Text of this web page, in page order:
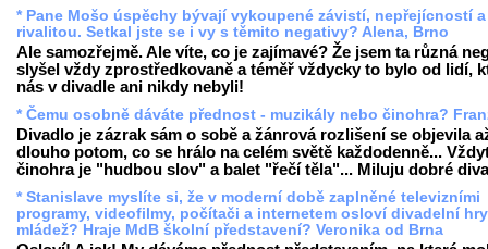
* Pane Mošo úspěchy bývají vykoupené závistí, nepřejícností a
rivalitou. Setkal jste se i vy s těmito negativy? Alena, Brno
Ale samozřejmě. Ale víte, co je zajímavé? Že jsem ta různá
slyšel vždy zprostředkovaně a téměř vždycky to bylo od lidí,
nás v divadle ani nikdy nebyli!
* Čemu osobně dáváte přednost - muzikály nebo činohra?
Divadlo je zázrak sám o sobě a žánrová rozlišení se objevila
dlouho potom, co se hrálo na celém světě každodenně...
činohra je "hudbou slov" a balet "řečí těla"... Miluju dobré
* Stanislave myslíte si, že v moderní době zaplněné televizními
programy, videofilmy, počítači a internetem osloví divadelní
mládež? Hraje MdB školní představení? Veronika od Brna